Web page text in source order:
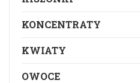
KONCENTRATY
KWIATY
OWOCE